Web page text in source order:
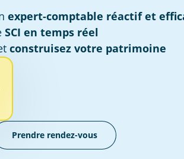
expert-comptable réactif et
SCI en temps réel
construisez votre patrimoine
Prendre rendez-vous